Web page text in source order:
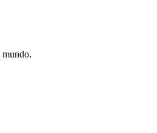
mundo.